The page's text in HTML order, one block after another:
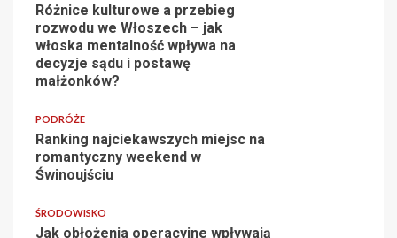
Różnice kulturowe a przebieg
rozwodu we Włoszech – jak
włoska mentalność wpływa na
decyzje sądu i postawę
małżonków?
PODRÓŻE
Ranking najciekawszych miejsc na
romantyczny weekend w
Świnoujściu
ŚRODOWISKO
Jak obłożenia operacyjne wpływają